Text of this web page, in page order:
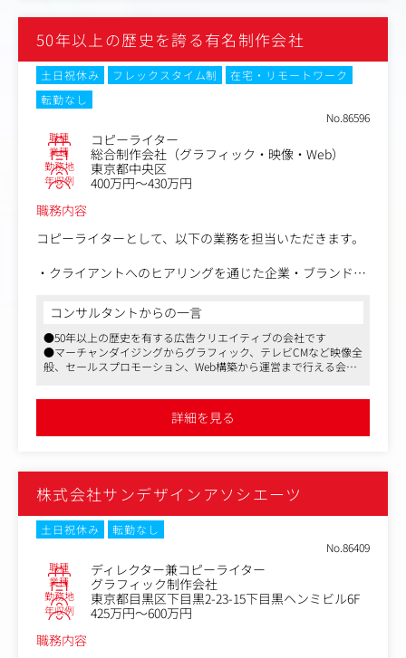
ストーリーを組み立てます。言葉を生み出すと同時に、企
画そのものを立ち上げ、全体を組み立てる役割を担いま
す。
② プロジェクト推進の中心役
プロジェクトの進行や推進も、コピーライター自身が重要
な担い手となります。クライアントとの対話や進行を営業
任せにするのではなく、営業とともにヒアリングや関係者
調整を行い、言語化と俯瞰的な視点で全体の状況を整理。
＊キャリアイメージ
・将来的にはクリエイティブディレクションにも挑戦
言語化スキルや俯瞰力を武器に、アートディレクターやW
ebディレクターなどと協働しながらコミュニケーション全
現の方向性を整理・統合していきます。コピーライターと
して経験を積んだ先には、表現だけでなくコミュニケーシ
ョン全体を設計・統括するキャリアを目指せます。
【具体的な案件イメージ】
●食品メーカーやペットフードメーカーのブランドコミュ
ニケーション(全体コミュニケーションのプランニング / タ
フレットなどの店頭ツール企画・構成 / SNSキャンペーン
企画・構成)
●建設会社のブランドサイト 企画・構成・ライティング /
コンセプトムービー企画・構成
●税理士法人のリクルートサイト 企画・構成・取材・編集
●文具メーカーの販促ツール 構成・コピーライティング
など
50年以上の歴史を誇る有名制作会社
土日祝休み フレックスタイム制
在宅・リモートワーク
転勤なし
No.86596
職種 コピーライター
業種 総合制作会社（グラフィック・映像・Web）
勤務地 東京都中央区
年収例
400万円～430万円
職務内容
コピーライターとして、以下の業務を担当いただきます。
・クライアントへのヒアリングを通じた企業・ブランドの
・企業・ブランドコンセプト、ブランドストーリー、ネー
ミング、タグライン、ステートメントなどの企画・開発
・グラフィック、映像、Web、パンフレットなどを横断し
たコミュニケーション設計・企画立案・コピーライティン
グ
コンサルタントからの一言
●50年以上の歴史を有する広告クリエイティブの会社です
●マーチャンダイジングからグラフィック、テレビCMなど映像全
般、セールスプロモーション、Web構築から運営まで行える会社
詳細を見る
株式会社サンデザインアソシエーツ
土日祝休み
転勤なし
No.86409
職種 ディレクター兼コピーライター
業種 グラフィック制作会社
勤務地 東京都目黒区下目黒2-23-15下目黒ヘンミビル6F
年収例
425万円～600万円
職務内容